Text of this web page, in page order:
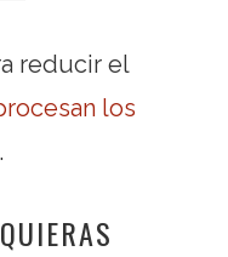
reducir el
los
.